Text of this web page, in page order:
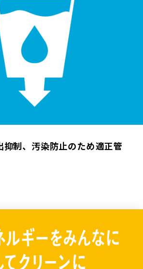
抑制、汚染防止のため適正管